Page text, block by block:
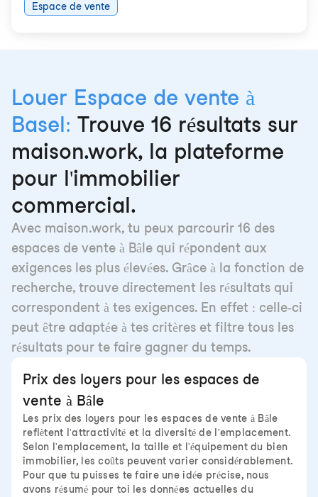
Espace de vente
Louer Espace de vente à
Basel: Trouve 16 résultats sur
maison.work, la plateforme
pour l'immobilier
commercial.
Avec maison.work, tu peux parcourir 16 des
espaces de vente à Bâle qui répondent aux
exigences les plus élevées. Grâce à la fonction de
recherche, trouve directement les résultats qui
correspondent à tes exigences. En effet : celle-ci
peut être adaptée à tes critères et filtre tous les
résultats pour te faire gagner du temps.
Prix des loyers pour les espaces de
vente à Bâle
Les prix des loyers pour les espaces de vente à Bâle
reflètent l'attractivité et la diversité de l'emplacement.
Selon l'emplacement, la taille et l'équipement du bien
immobilier, les coûts peuvent varier considérablement.
Pour que tu puisses te faire une idée précise, nous
avons résumé pour toi les données actuelles du